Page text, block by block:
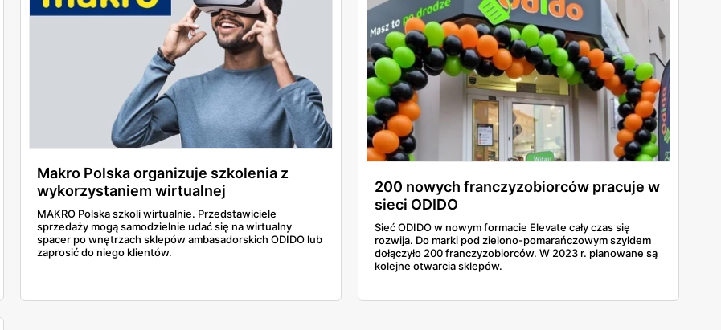
Makro Polska organizuje szkolenia z
wykorzystaniem wirtualnej
rzeczywistości
MAKRO Polska szkoli wirtualnie. Przedstawiciele
sprzedaży mogą samodzielnie udać się na wirtualny
spacer po wnętrzach sklepów ambasadorskich ODIDO lub
zaprosić do niego klientów.
200 nowych franczyzobiorców pracuje w
sieci ODIDO
Sieć ODIDO w nowym formacie Elevate cały czas się
rozwija. Do marki pod zielono-pomarańczowym szyldem
dołączyło 200 franczyzobiorców. W 2023 r. planowane są
kolejne otwarcia sklepów.